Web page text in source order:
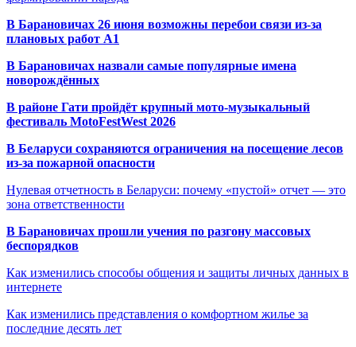
В Барановичах 26 июня возможны перебои связи из-за
плановых работ A1
В Барановичах назвали самые популярные имена
новорождённых
В районе Гати пройдёт крупный мото-музыкальный
фестиваль MotoFestWest 2026
В Беларуси сохраняются ограничения на посещение лесов
из-за пожарной опасности
Нулевая отчетность в Беларуси: почему «пустой» отчет — это
зона ответственности
В Барановичах прошли учения по разгону массовых
беспорядков
Как изменились способы общения и защиты личных данных в
интернете
Как изменились представления о комфортном жилье за
последние десять лет